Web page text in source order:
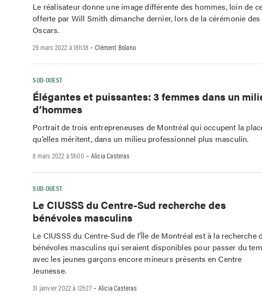
Le réalisateur donne une image différente des hommes, loin de
offerte par Will Smith dimanche dernier, lors de la cérémonie des
Oscars.
29 mars 2022 à 18h38 -Clément Bolano
SUD-OUEST
Élégantes et puissantes: 3 femmes dans un
d’hommes
Portrait de trois entrepreneuses de Montréal qui occupent la
qu’elles méritent, dans un milieu professionnel plus masculin.
8 mars 2022 à 5h00 -Alicia Casteras
SUD-OUEST
Le CIUSSS du Centre-Sud recherche des
bénévoles masculins
Le CIUSSS du Centre-Sud de l’Île de Montréal est à la recherche
bénévoles masculins qui seraient disponibles pour passer du
avec les jeunes garçons encore mineurs présents en Centre
Jeunesse.
31 janvier 2022 à 12h27-Alicia Casteras